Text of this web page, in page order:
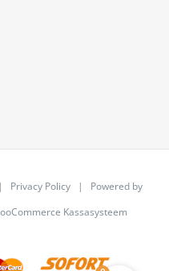
Privacy Policy | Powered by
Kassasysteem